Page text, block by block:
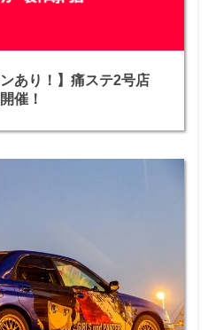
あり！】痛ステ2号店
催！